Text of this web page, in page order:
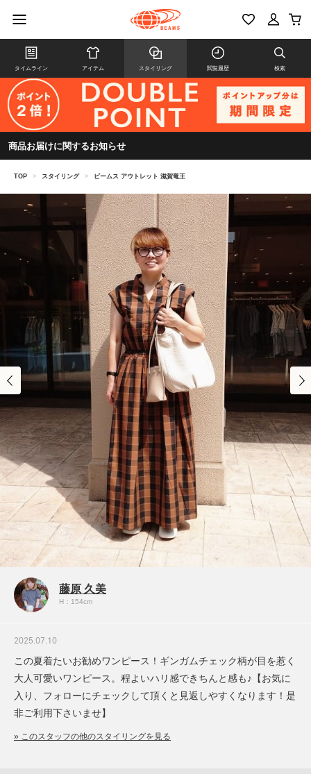
タイムライン アイテム スタイリング 閲覧履歴 検索
商品お届けに関するお知らせ
TOP > スタイリング > ビームス アウトレット 滋賀竜王
藤原 久美
H：154cm
2025.07.10
この夏着たいお勧めワンピース！ギンガムチェック柄が目を惹く
大人可愛いワンピース。程よいハリ感できちんと感も♪【お気に
入り、フォローにチェックして頂くと見返しやすくなります！是
非ご利用下さいませ】
» このスタッフの他のスタイリングを見る